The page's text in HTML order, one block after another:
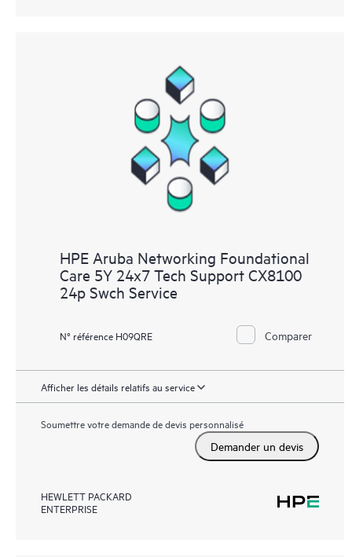
HPE Aruba Networking Foundational
Care 5Y 24x7 Tech Support CX8100
24p Swch Service
N° référence H09QRE Comparer
Afficher les détails relatifs au service
Soumettre votre demande de devis personnalisé
Demander un devis
HEWLETT PACKARD
ENTERPRISE